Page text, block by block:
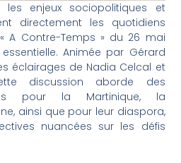
enjeux sociopolitiques et
directement les quotidiens
A Contre-Temps » du 26 mai
Animée par Gérard
éclairages de Nadia Celcal et
discussion aborde des
pour la Martinique, la
ainsi que pour leur diaspora,
nuancées sur les défis